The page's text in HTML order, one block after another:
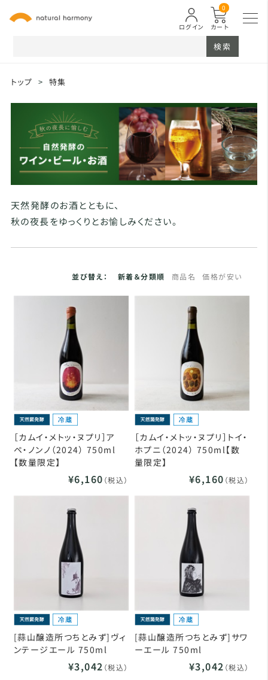
カート
0
ログイン
検索
トップ > 特集
天然発酵のお酒とともに、
秋の夜長をゆっくりとお愉しみください。
並び替え： 新着＆分類順 商品名 価格が安い
［カムイ・メトッ・ヌプリ］ア
ペ・ノンノ（2024） 750ml
【数量限定】
¥6,160 （税込）
［カムイ・メトッ・ヌプリ］トイ・
ホプニ（2024） 750ml【数
量限定】
¥6,160 （税込）
[蒜山醸造所つちとみず]ヴィ
ンテージエール 750ml
¥3,042 （税込）
[蒜山醸造所つちとみず]サワ
ーエール 750ml
¥3,042 （税込）